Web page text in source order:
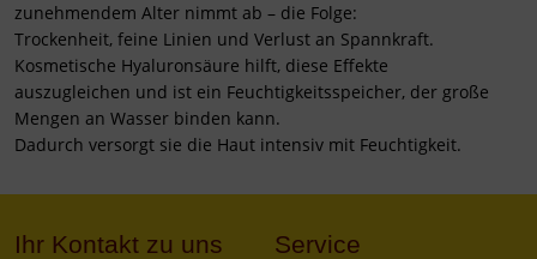
zunehmendem Alter nimmt ab – die Folge:
Trockenheit, feine Linien und Verlust an Spannkraft.
Kosmetische Hyaluronsäure hilft, diese Effekte
auszugleichen und ist ein Feuchtigkeitsspeicher, der große
Mengen an Wasser binden kann.
Dadurch versorgt sie die Haut intensiv mit Feuchtigkeit.
Ihr Kontakt zu uns Service